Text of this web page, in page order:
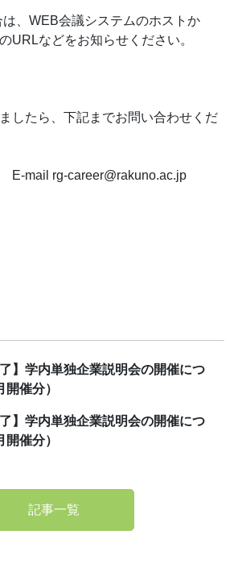
は、WEB会議システムのホストか
URLなどをお知らせください。
したら、下記までお問い合わせくだ
mail rg-career@rakuno.ac.jp
了】学内単独企業説明会の開催につ
開催分）
了】学内単独企業説明会の開催につ
開催分）
記事一覧